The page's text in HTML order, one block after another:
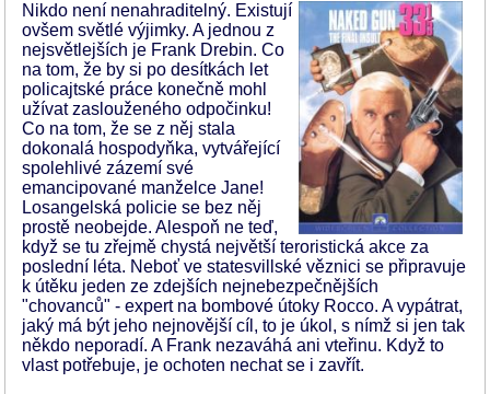
Nikdo není nenahraditelný. Existují
ovšem světlé výjimky. A jednou z
nejsvětlejších je Frank Drebin. Co
na tom, že by si po desítkách let
policajtské práce konečně mohl
užívat zaslouženého odpočinku!
Co na tom, že se z něj stala
dokonalá hospodyňka, vytvářející
spolehlivé zázemí své
emancipované manželce Jane!
Losangelská policie se bez něj
prostě neobejde. Alespoň ne teď,
když se tu zřejmě chystá největší teroristická akce za
poslední léta. Neboť ve statesvillské věznici se připravuje
k útěku jeden ze zdejších nejnebezpečnějších
"chovanců" - expert na bombové útoky Rocco. A vypátrat,
jaký má být jeho nejnovější cíl, to je úkol, s nímž si jen tak
někdo neporadí. A Frank nezaváhá ani vteřinu. Když to
vlast potřebuje, je ochoten nechat se i zavřít.